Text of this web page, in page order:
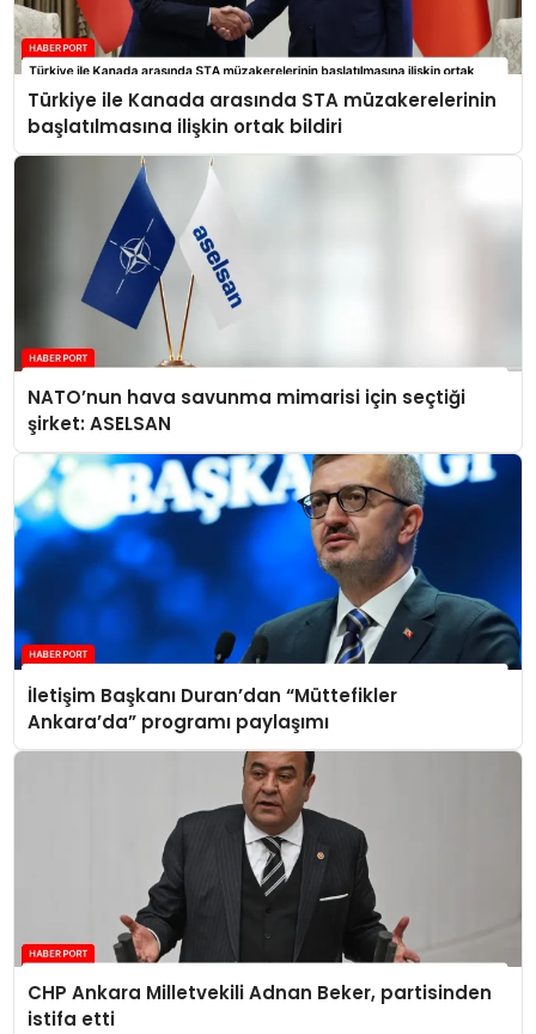
Türkiye ile Kanada arasında STA müzakerelerinin
başlatılmasına ilişkin ortak bildiri
NATO’nun hava savunma mimarisi için seçtiği
şirket: ASELSAN
İletişim Başkanı Duran’dan “Müttefikler
Ankara’da” programı paylaşımı
CHP Ankara Milletvekili Adnan Beker, partisinden
istifa etti